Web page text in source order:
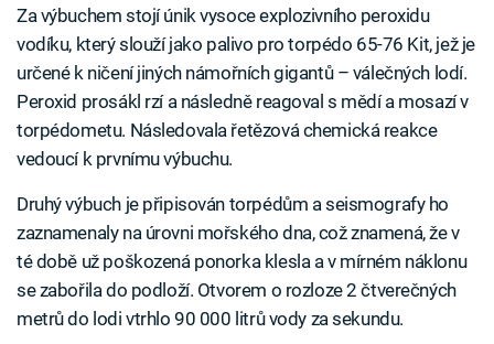
Za výbuchem stojí únik vysoce explozivního peroxidu
vodíku, který slouží jako palivo pro torpédo 65-76 Kit, jež je
určené k ničení jiných námořních gigantů – válečných lodí.
Peroxid prosákl rzí a následně reagoval s mědí a mosazí v
torpédometu. Následovala řetězová chemická reakce
vedoucí k prvnímu výbuchu.
Druhý výbuch je připisován torpédům a seismografy ho
zaznamenaly na úrovni mořského dna, což znamená, že v
té době už poškozená ponorka klesla a v mírném náklonu
se zabořila do podloží. Otvorem o rozloze 2 čtverečných
metrů do lodi vtrhlo 90 000 litrů vody za sekundu.